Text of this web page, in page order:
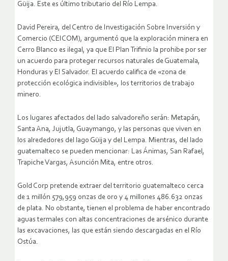
Güija. Este es último tributario del Río Lempa.
David Pereira, del Centro de Investigación Sobre Inversión y
Comercio (CEICOM), argumentó que la exploración minera en
Cerro Blanco es ilegal, ya que El Plan Trifinio la prohibe por ser
un acuerdo para proteger recursos naturales de Guatemala,
Honduras y El Salvador. El acuerdo califica de «zona de
protección ecológica indivisible», los territorios de trabajo
minero.
Los lugares afectados del lado salvadoreño serán: Metapán,
Santa Ana, Jujutla, Guaymango, y las personas que viven en
los alrededores del lago Güija y del Lempa. Mientras, del lado
guatemalteco se pueden mencionar: Las Ánimas, San Rafael,
Trapiche Vargas, Asunción Mita, entre otros.
Gold Corp pretende extraer del territorio guatemalteco cerca
de 1 millón 579,959 onzas de oro y 4 millones 486.632 onzas
de plata. No obstante, tienen el problema de haber encontrado
aguas termales con altas concentraciones de arsénico durante
las excavaciones, las que están siendo descargadas en el Río
Ostúa.